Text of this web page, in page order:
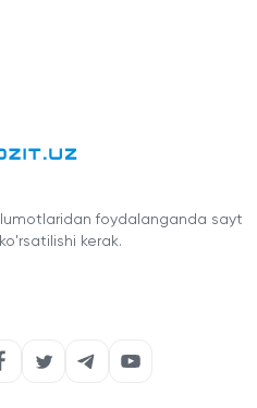
foydalanganda sayt
kerak.